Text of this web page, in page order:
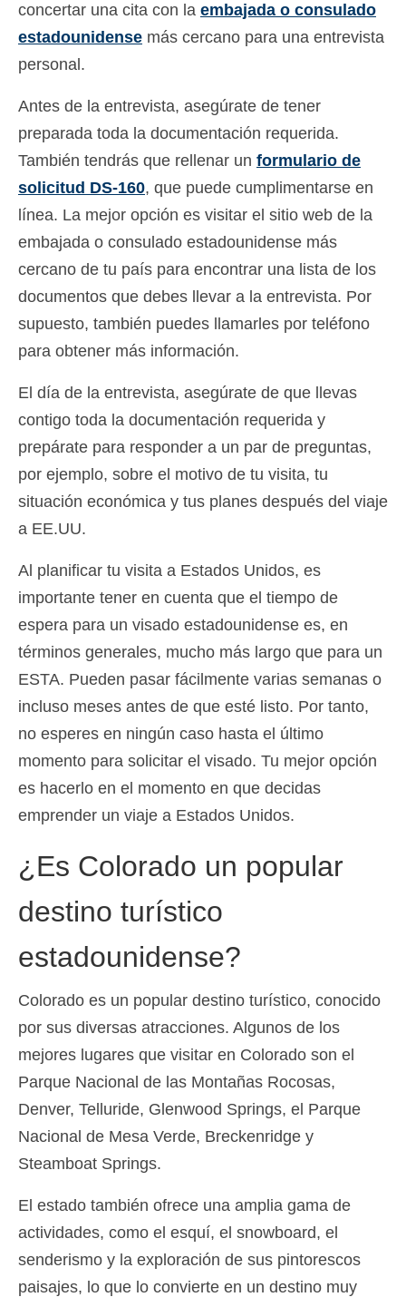
concertar una cita con la embajada o consulado
estadounidense más cercano para una entrevista
personal.
Antes de la entrevista, asegúrate de tener
preparada toda la documentación requerida.
También tendrás que rellenar un formulario de
solicitud DS-160, que puede cumplimentarse en
línea. La mejor opción es visitar el sitio web de la
embajada o consulado estadounidense más
cercano de tu país para encontrar una lista de los
documentos que debes llevar a la entrevista. Por
supuesto, también puedes llamarles por teléfono
para obtener más información.
El día de la entrevista, asegúrate de que llevas
contigo toda la documentación requerida y
prepárate para responder a un par de preguntas,
por ejemplo, sobre el motivo de tu visita, tu
situación económica y tus planes después del viaje
a EE.UU.
Al planificar tu visita a Estados Unidos, es
importante tener en cuenta que el tiempo de
espera para un visado estadounidense es, en
términos generales, mucho más largo que para un
ESTA. Pueden pasar fácilmente varias semanas o
incluso meses antes de que esté listo. Por tanto,
no esperes en ningún caso hasta el último
momento para solicitar el visado. Tu mejor opción
es hacerlo en el momento en que decidas
emprender un viaje a Estados Unidos.
¿Es Colorado un popular
destino turístico
estadounidense?
Colorado es un popular destino turístico, conocido
por sus diversas atracciones. Algunos de los
mejores lugares que visitar en Colorado son el
Parque Nacional de las Montañas Rocosas,
Denver, Telluride, Glenwood Springs, el Parque
Nacional de Mesa Verde, Breckenridge y
Steamboat Springs.
El estado también ofrece una amplia gama de
actividades, como el esquí, el snowboard, el
senderismo y la exploración de sus pintorescos
paisajes, lo que lo convierte en un destino muy